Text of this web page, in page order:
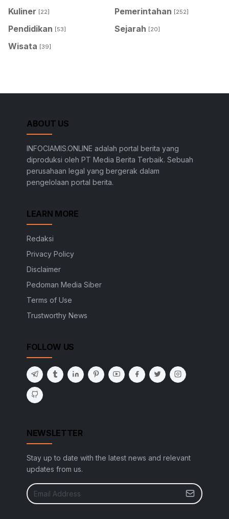
Kuliner [22] Pemerintahan [252]
Pendidikan [53] Sejarah [20]
Wisata [39]
ABOUT US
INFOCIAMIS.ONLINE adalah portal berita yang
diproduksi oleh PT Media Berita Terbaik. Sebuah
perusahaan legal yang bergerak dalam
pengelolaan portal berita.
LEARN MORE
Redaksi
Privacy Policy
Disclaimer
Pedoman Media Siber
Terms of Use
Trustworthy News
FOLLOW US
NEWSLETTER
Stay up to date with the latest news and relevant
updates from us.